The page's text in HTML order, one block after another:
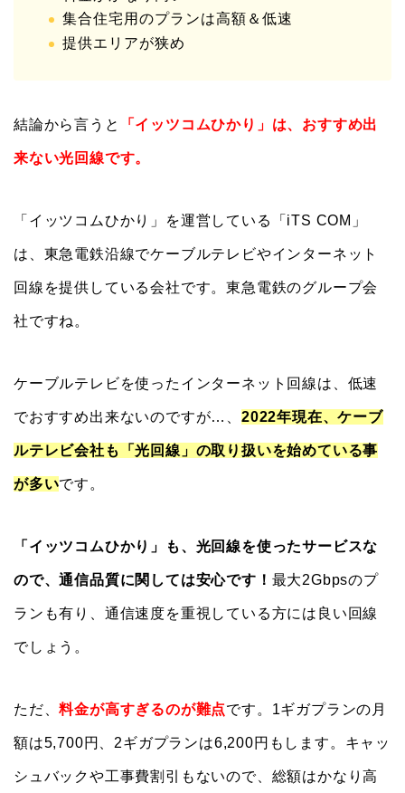
集合住宅用のプランは高額＆低速
提供エリアが狭め
結論から言うと 「イッツコムひかり」は、おすすめ出
来ない光回線です。
「イッツコムひかり」を運営している「iTS COM」
は、東急電鉄沿線でケーブルテレビやインターネット
回線を提供している会社です。東急電鉄のグループ会
社ですね。
ケーブルテレビを使ったインターネット回線は、低速
でおすすめ出来ないのですが…、 2022年現在、ケーブ
ルテレビ会社も「光回線」の取り扱いを始めている事
が多いです。
「イッツコムひかり」も、光回線を使ったサービスな
ので、通信品質に関しては安心です！ 最大2Gbpsのプ
ランも有り、通信速度を重視している方には良い回線
でしょう。
ただ、料金が高すぎるのが難点です。1ギガプランの月
額は5,700円、2ギガプランは6,200円もします。キャッ
シュバックや工事費割引もないので、総額はかなり高